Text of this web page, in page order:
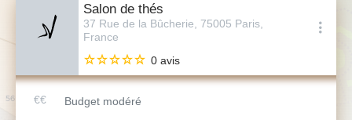
Salon de thés
37 Rue de la Bûcherie, 75005 Paris,
France
0 avis
Budget modéré